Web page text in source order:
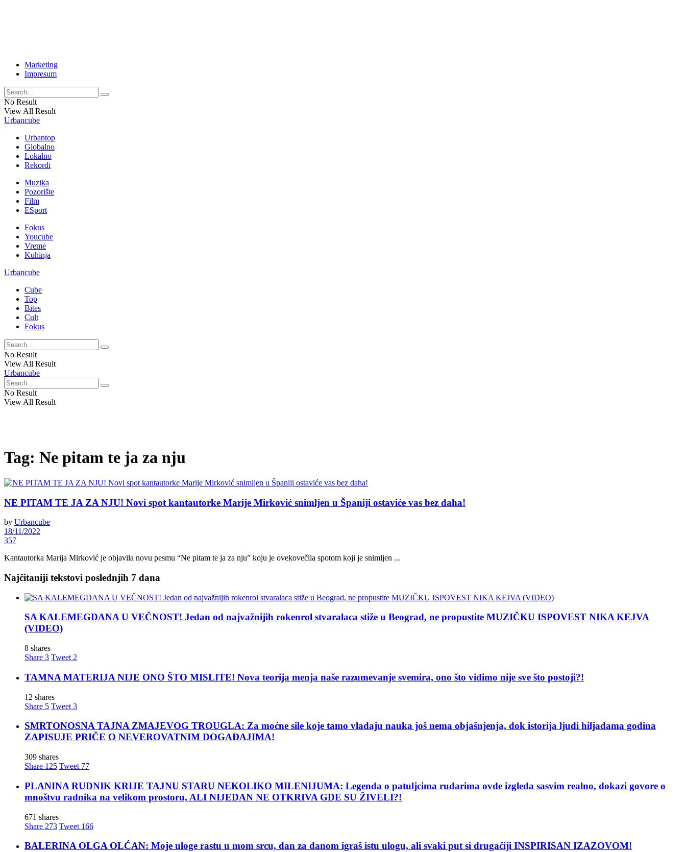
Marketing
Impresum
No Result
View All Result
Urbancube
Urbantop
Globalno
Lokalno
Rekordi
Muzika
Pozorište
Film
ESport
Fokus
Youcube
Vreme
Kuhinja
Urbancube
Cube
Top
Bites
Cult
Fokus
No Result
View All Result
Urbancube
No Result
View All Result
Tag: Ne pitam te ja za nju
NE PITAM TE JA ZA NJU! Novi spot kantautorke Marije Mirković snimljen u Španiji ostaviće vas bez daha!
by Urbancube
18/11/2022
357
Kantautorka Marija Mirković je objavila novu pesmu “Ne pitam te ja za nju” koju je ovekovečila spotom koji je snimljen ...
Najčitaniji tekstovi poslednjih 7 dana
SA KALEMEGDANA U VEČNOST! Jedan od najvažnijih rokenrol stvaralaca stiže u Beograd, ne propustite MUZIČKU ISPOVEST NIKA KEJVA
(VIDEO)
8 shares
Share 3 Tweet 2
TAMNA MATERIJA NIJE ONO ŠTO MISLITE! Nova teorija menja naše razumevanje svemira, ono što vidimo nije sve što postoji?!
12 shares
Share 5 Tweet 3
SMRTONOSNA TAJNA ZMAJEVOG TROUGLA: Za moćne sile koje tamo vladaju nauka još nema objašnjenja, dok istorija ljudi hiljadama godina
ZAPISUJE PRIČE O NEVEROVATNIM DOGAĐAJIMA!
309 shares
Share 125 Tweet 77
PLANINA RUDNIK KRIJE TAJNU STARU NEKOLIKO MILENIJUMA: Legenda o patuljcima rudarima ovde izgleda sasvim realno, dokazi govore o
mnoštvu radnika na velikom prostoru, ALI NIJEDAN NE OTKRIVA GDE SU ŽIVELI?!
671 shares
Share 273 Tweet 166
BALERINA OLGA OLĆAN: Moje uloge rastu u mom srcu, dan za danom igraš istu ulogu, ali svaki put si drugačiji INSPIRISAN IZAZOVOM!